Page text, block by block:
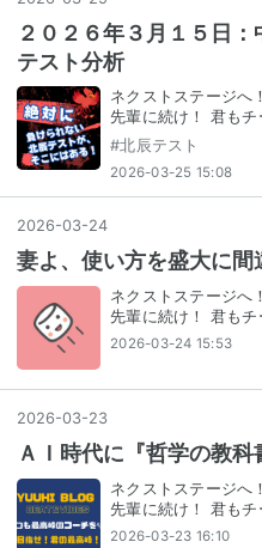
２０２６年３月１５日
テスト分析
ネクストステージへ
先輩に続け！ 君も
#北辰テスト
2026-03-25 15:08
2026-03-24
妻よ、使い方を盛大に
ネクストステージへ
先輩に続け！ 君も
2026-03-24 15:53
2026-03-23
ＡＩ時代に『哲学の教
ネクストステージへ
先輩に続け！ 君も
2026-03-23 16:10